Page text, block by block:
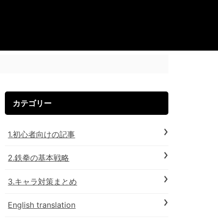
カテゴリー
1.初心者向けの記事
2.鉄拳の基本戦略
3.キャラ対策まとめ
English translation